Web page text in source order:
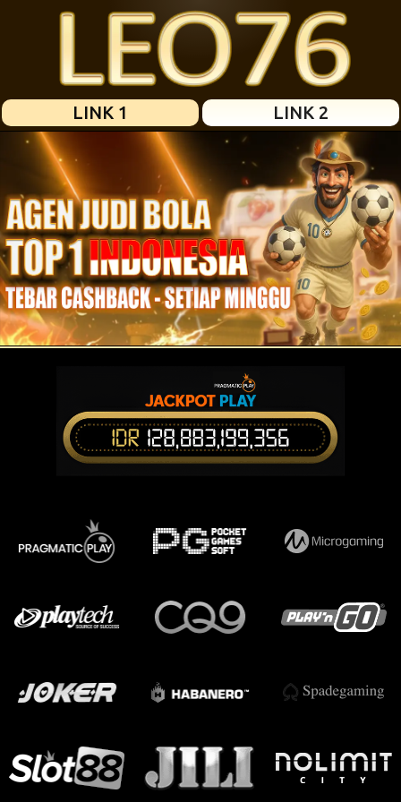
LINK 1 LINK 2